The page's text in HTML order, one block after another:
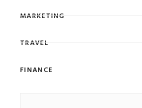
MARKETING
TRAVEL
FINANCE